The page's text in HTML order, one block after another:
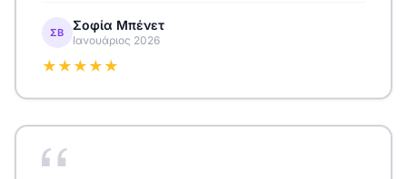
ΣΒ Σοφία Μπένετ
Ιανουάριος 2026
★★★★★